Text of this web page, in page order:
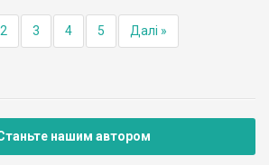
2 3 4 5 Далі »
нашим автором